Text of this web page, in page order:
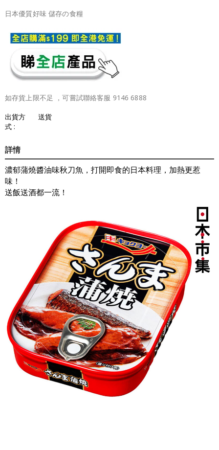
日本優質好味 儲存の食糧
如存貨上限不足 ，可嘗試聯絡客服 9146 6888
出貨方
式 :
送貨
詳情
濃郁蒲燒醬油味秋刀魚，打開即食的日本料理，加熱更惹
味！
送飯送酒都一流！